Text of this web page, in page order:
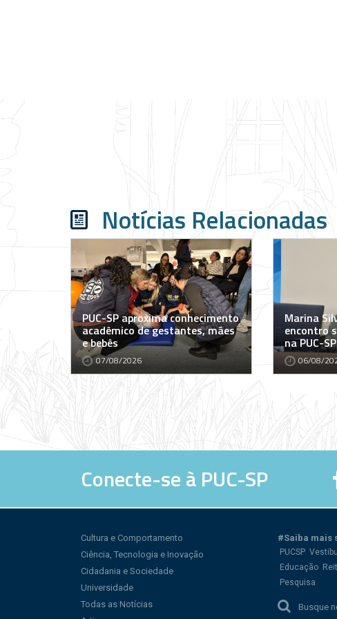
Notícias Relacionadas
PUC-SP aproxima conhecimento
acadêmico de gestantes, mães
e bebês
07/08/2026
Marina
encontro
na PUC-SP
06/08/
Conecte-se à PUC-SP
Cultura e Comportamento
Ciência, Tecnologia e Inovação
Cidadania e Sociedade
Universidade
Todas as Notícias
#Saiba mais
PUCSP
Educação
Pesquisa
Busque